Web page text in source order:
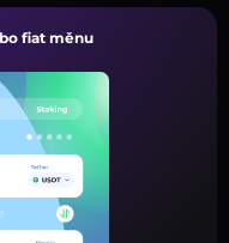
fiat měnu